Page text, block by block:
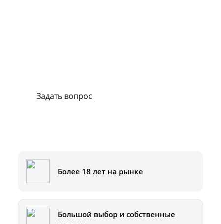
Задать вопрос
Более 18 лет на рынке
Большой выбор и собственные